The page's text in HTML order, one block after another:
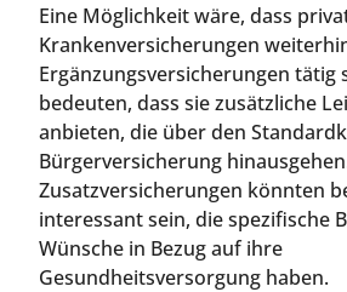
Eine Möglichkeit wäre, dass
Krankenversicherungen
Ergänzungsversicherungen tätig
bedeuten, dass sie zusätzliche
anbieten, die über den
Bürgerversicherung
Zusatzversicherungen könnten
interessant sein, die spezifische
Wünsche in Bezug auf ihre
Gesundheitsversorgung haben.